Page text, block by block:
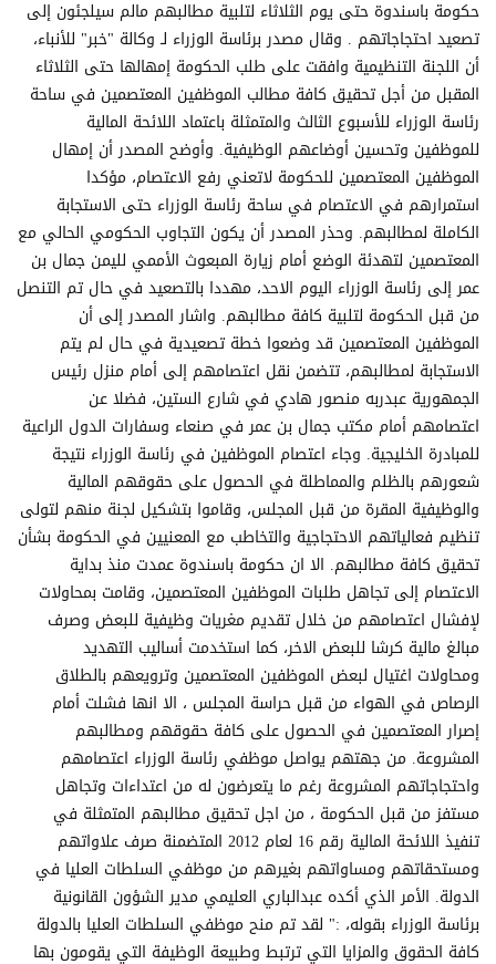
حكومة باسندوة حتى يوم الثلاثاء لتلبية مطالبهم مالم سيلجئون إلى
تصعيد احتجاجاتهم . وقال مصدر برئاسة الوزراء لـ وكالة "خبر" للأنباء،
أن اللجنة التنظيمية وافقت على طلب الحكومة إمهالها حتى الثلاثاء
المقبل من أجل تحقيق كافة مطالب الموظفين المعتصمين في ساحة
رئاسة الوزراء للأسبوع الثالث والمتمثلة باعتماد اللائحة المالية
للموظفين وتحسين أوضاعهم الوظيفية. وأوضح المصدر أن إمهال
الموظفين المعتصمين للحكومة لاتعني رفع الاعتصام، مؤكدا
استمرارهم في الاعتصام في ساحة رئاسة الوزراء حتى الاستجابة
الكاملة لمطالبهم. وحذر المصدر أن يكون التجاوب الحكومي الحالي مع
المعتصمين لتهدئة الوضع أمام زيارة المبعوث الأممي لليمن جمال بن
عمر إلى رئاسة الوزراء اليوم الاحد، مهددا بالتصعيد في حال تم التنصل
من قبل الحكومة لتلبية كافة مطالبهم. واشار المصدر إلى أن
الموظفين المعتصمين قد وضعوا خطة تصعيدية في حال لم يتم
الاستجابة لمطالبهم، تتضمن نقل اعتصامهم إلى أمام منزل رئيس
الجمهورية عبدربه منصور هادي في شارع الستين، فضلا عن
اعتصامهم أمام مكتب جمال بن عمر في صنعاء وسفارات الدول الراعية
للمبادرة الخليجية. وجاء اعتصام الموظفين في رئاسة الوزراء نتيجة
شعورهم بالظلم والمماطلة في الحصول على حقوقهم المالية
والوظيفية المقرة من قبل المجلس، وقاموا بتشكيل لجنة منهم لتولى
تنظيم فعالياتهم الاحتجاجية والتخاطب مع المعنيين في الحكومة بشأن
تحقيق كافة مطالبهم. الا ان حكومة باسندوة عمدت منذ بداية
الاعتصام إلى تجاهل طلبات الموظفين المعتصمين، وقامت بمحاولات
لإفشال اعتصامهم من خلال تقديم مغريات وظيفية للبعض وصرف
مبالغ مالية كرشا للبعض الاخر، كما استخدمت أساليب التهديد
ومحاولات اغتيال لبعض الموظفين المعتصمين وترويعهم بالطلاق
الرصاص في الهواء من قبل حراسة المجلس ، الا انها فشلت أمام
إصرار المعتصمين في الحصول على كافة حقوقهم ومطالبهم
المشروعة. من جهتهم يواصل موظفي رئاسة الوزراء اعتصامهم
واحتجاجاتهم المشروعة رغم ما يتعرضون له من اعتداءات وتجاهل
مستفز من قبل الحكومة ، من اجل تحقيق مطالبهم المتمثلة في
تنفيذ اللائحة المالية رقم 16 لعام 2012 المتضمنة صرف علاواتهم
ومستحقاتهم ومساواتهم بغيرهم من موظفي السلطات العليا في
الدولة. الأمر الذي أكده عبدالباري العليمي مدير الشؤون القانونية
برئاسة الوزراء بقوله، :" لقد تم منح موظفي السلطات العليا بالدولة
كافة الحقوق والمزايا التي ترتبط وطبيعة الوظيفة التي يقومون بها